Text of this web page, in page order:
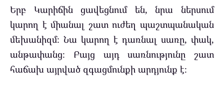
Երբ Կարիճին ցավեցնում են, նրա ներսում
կարող է միանալ շատ ուժեղ պաշտպանական
մեխանիզմ։ Նա կարող է դառնալ սառը, փակ,
անթափանց։ Բայց այդ սառնությունը շատ
հաճախ այրված զգացմունքի արդյունք է։